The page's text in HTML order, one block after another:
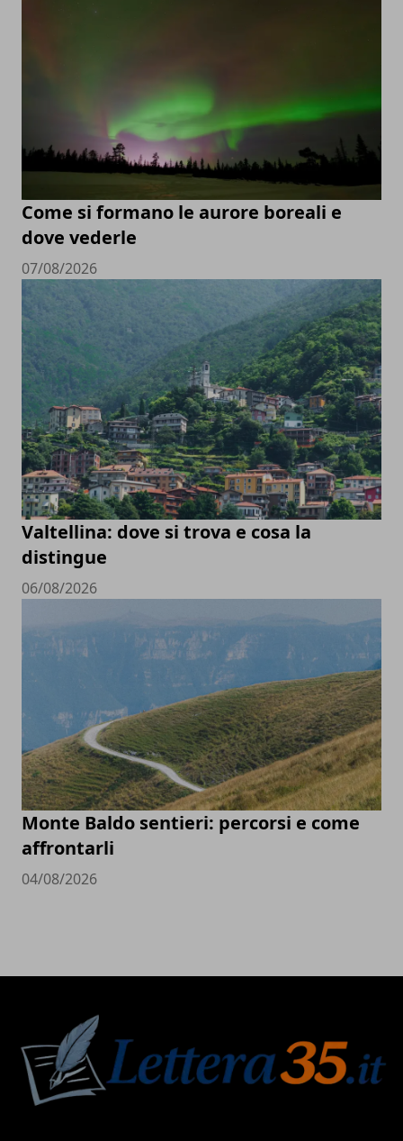
Come si formano le aurore boreali e
dove vederle
07/08/2026
Valtellina: dove si trova e cosa la
distingue
06/08/2026
Monte Baldo sentieri: percorsi e come
affrontarli
04/08/2026